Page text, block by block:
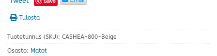
Tulosta
Tuotetunnus (SKU): CASHEA-800-Beige
Osasto: Matot